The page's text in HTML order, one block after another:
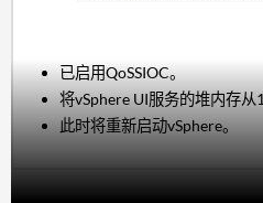
已启用QoSSIOC。
将vSphere UI服务的堆内存从
此时将重新启动vSphere。